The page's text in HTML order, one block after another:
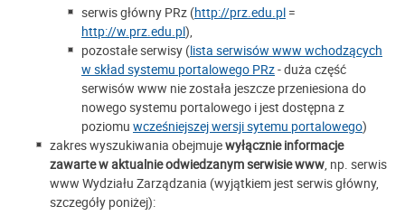
serwis główny PRz (http://prz.edu.pl =
http://w.prz.edu.pl),
pozostałe serwisy (lista serwisów www wchodzących
w skład systemu portalowego PRz- duża część
serwisów www nie została jeszcze przeniesiona do
nowego systemu portalowego i jest dostępna z
poziomu wcześniejszej wersji sytemu portalowego)
zakres wyszukiwania obejmujewyłącznieinformacje
zawarte w aktualnie odwiedzanym serwisie www, np. serwis
www Wydziału Zarządzania (wyjątkiem jest serwis główny,
szczegóły poniżej):